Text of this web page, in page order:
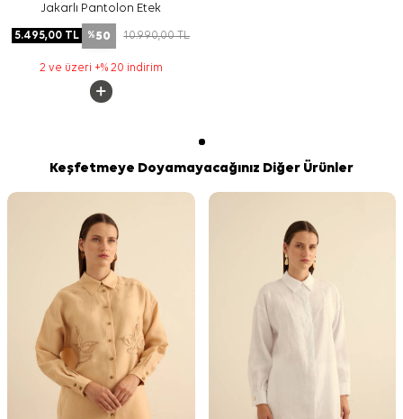
Jakarlı Pantolon Etek
5.495,00 TL %50 10.990,00TL
2 ve üzeri +% 20 indirim
Keşfetmeye Doyamayacağınız Diğer Ürünler